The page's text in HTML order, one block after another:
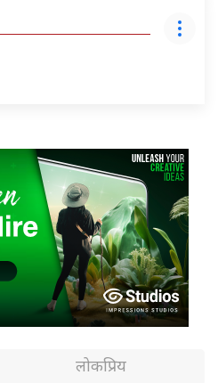
लोकप्रिय